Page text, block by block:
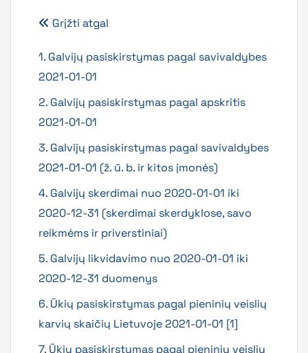
Grįžti atgal
1. Galvijų pasiskirstymas pagal savivaldybes
2021-01-01
2. Galvijų pasiskirstymas pagal apskritis
2021-01-01
3. Galvijų pasiskirstymas pagal savivaldybes
2021-01-01 (ž. ū. b. ir kitos įmonės)
4. Galvijų skerdimai nuo 2020-01-01 iki
2020-12-31 (skerdimai skerdyklose, savo
reikmėms ir priverstiniai)
5. Galvijų likvidavimo nuo 2020-01-01 iki
2020-12-31 duomenys
6. Ūkių pasiskirstymas pagal pieninių veislių
karvių skaičių Lietuvoje 2021-01-01 [1]
7. Ūkių pasiskirstymas pagal pieninių veislių